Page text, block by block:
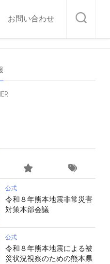
お問い合わせ
公式
令和８年熊本地震非常災害
対策本部会議
公式
令和８年熊本地震による被
災状況視察のための熊本県